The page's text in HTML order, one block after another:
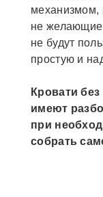
механизмом,
не желающие
не будут
простую и
Кровати
имеют
при
собрать